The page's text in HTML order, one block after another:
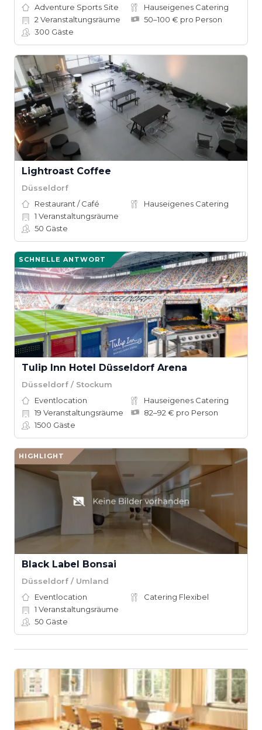
Adventure Sports Site
Hauseigenes Catering
2 Veranstaltungsräume
50–100 € pro Person
300 Gäste
Lightroast Coffee
Düsseldorf
Restaurant / Café
Hauseigenes Catering
1 Veranstaltungsräume
50 Gäste
SCHNELLE ANTWORT
Tulip Inn Hotel Düsseldorf Arena
Düsseldorf / Stockum
Eventlocation
Hauseigenes Catering
19 Veranstaltungsräume
82–92 € pro Person
1500 Gäste
HIGHLIGHT
Black Label Bonsai
Düsseldorf / Umland
Eventlocation
Catering Flexibel
1 Veranstaltungsräume
50 Gäste